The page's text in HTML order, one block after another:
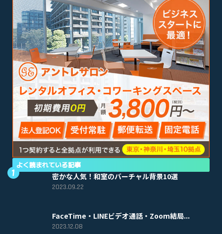
よく読まれている記事
密かな人気！和室のバーチャル背景10選
2023.09.22
FaceTime・LINEビデオ通話・Zoom結局...
2023.12.08